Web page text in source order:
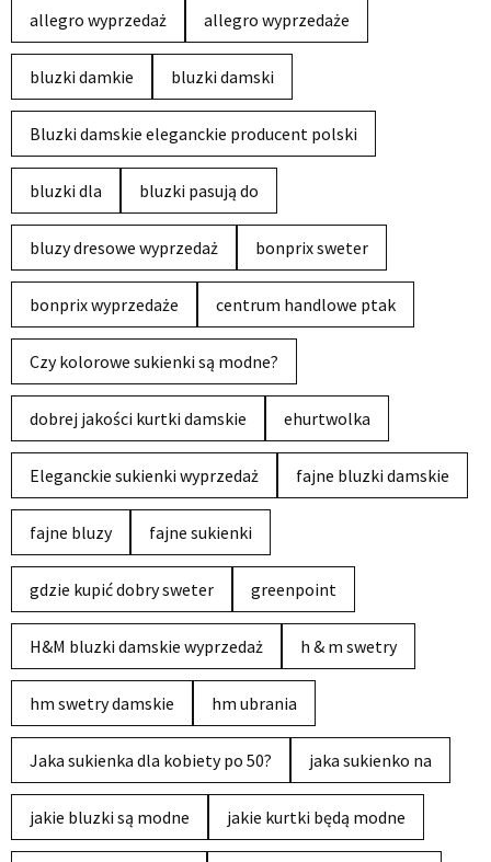
allegro wyprzedaż allegro wyprzedaże
bluzki damkie bluzki damski
Bluzki damskie eleganckie producent polski
bluzki dla bluzki pasują do
bluzy dresowe wyprzedaż bonprix sweter
bonprix wyprzedaże centrum handlowe ptak
Czy kolorowe sukienki są modne?
dobrej jakości kurtki damskie ehurtwolka
Eleganckie sukienki wyprzedaż fajne bluzki damskie
fajne bluzy fajne sukienki
gdzie kupić dobry sweter greenpoint
H&M bluzki damskie wyprzedaż h & m swetry
hm swetry damskie hm ubrania
Jaka sukienka dla kobiety po 50? jaka sukienko na
jakie bluzki są modne jakie kurtki będą modne